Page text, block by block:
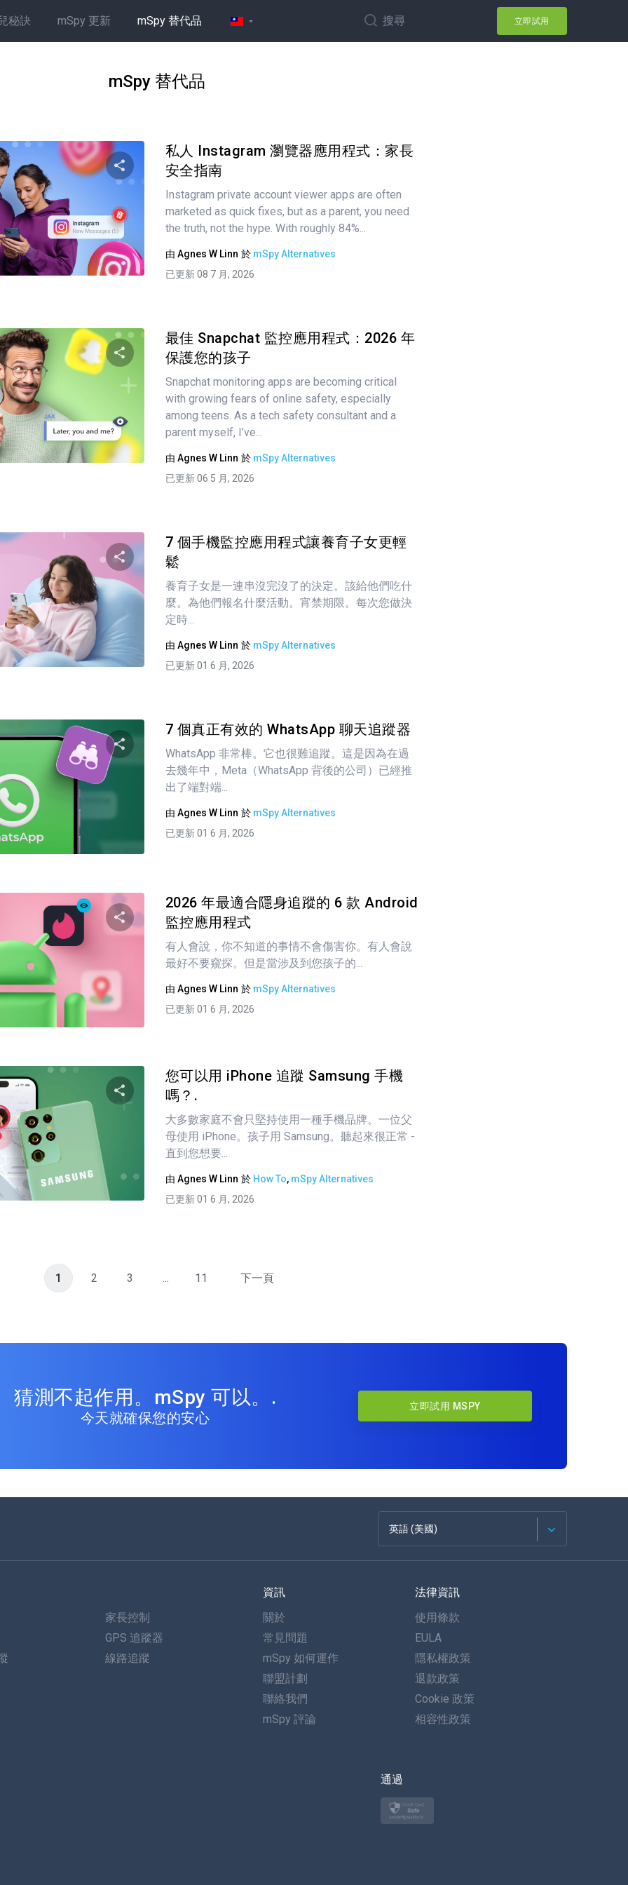
秘訣 mSpy 更新 mSpy 替代品 搜尋 立即試用
mSpy 替代品
分享這篇文章
推特 臉書 複製連接
私人 Instagram 瀏覽器應用程式：家長
安全指南
Instagram private account viewer apps are often
marketed as quick fixes, but as a parent, you need
the truth, not the hype. With roughly 84%...
由 Agnes W Linn 於 mSpy Alternatives
已更新 08 7 月, 2026
分享這篇文章
推特
最佳 Snapchat 監控應用程式：2026 年
保護您的孩子
Snapchat monitoring apps are becoming critical
with growing fears of online safety, especially
among teens. As a tech safety consultant and a
parent myself, I’ve...
由 Agnes W Linn 於 mSpy Alternatives
已更新 06 5 月, 2026
分享這篇文章
臉書 複製連接
7 個手機監控應用程式讓養育子女更輕
鬆
養育子女是一連串沒完沒了的決定。該給他們吃什
麼。為他們報名什麼活動。宵禁期限。每次您做決
定時...
由 Agnes W Linn 於 mSpy Alternatives
已更新 01 6 月, 2026
分享這篇文章
臉書 複製連接
7 個真正有效的 WhatsApp 聊天追蹤器
WhatsApp 非常棒。它也很難追蹤。這是因為在過
去幾年中，Meta（WhatsApp 背後的公司）已經推
出了端對端...
由 Agnes W Linn 於 mSpy Alternatives
已更新 01 6 月, 2026
分享這篇文章
臉書 複製連接
2026 年最適合隱身追蹤的 6 款 Android
監控應用程式
有人會說，你不知道的事情不會傷害你。有人會說
最好不要窺探。但是當涉及到您孩子的...
由 Agnes W Linn 於 mSpy Alternatives
已更新 01 6 月, 2026
分享這篇文章
臉書 複製連接
您可以用 iPhone 追蹤 Samsung 手機
嗎？.
大多數家庭不會只堅持使用一種手機品牌。一位父
母使用 iPhone。孩子用 Samsung。聽起來很正常 -
直到您想要...
由 Agnes W Linn 於 How To, mSpy Alternatives
已更新 01 6 月, 2026
1 2 3 ... 11 下一頁
猜測不起作用。mSpy 可以。.
今天就確保您的安心
立即試用 MSPY
英語 (美國)
法語
西班牙語
葡萄牙語
義大利語
土耳其語
家長控制
GPS 追蹤器
線路追蹤
資訊
關於
常見問題
mSpy 如何運作
聯盟計劃
聯絡我們
mSpy 評論
法律資訊
使用條款
EULA
隱私權政策
退款政策
Cookie 政策
相容性政策
通過